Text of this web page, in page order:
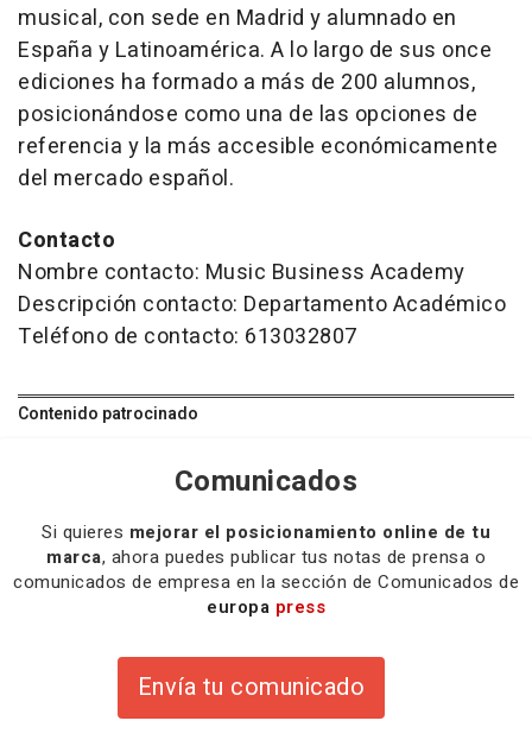
musical, con sede en Madrid y alumnado en
España y Latinoamérica. A lo largo de sus once
ediciones ha formado a más de 200 alumnos,
posicionándose como una de las opciones de
referencia y la más accesible económicamente
del mercado español.
Contacto
Nombre contacto: Music Business Academy
Descripción contacto: Departamento Académico
Teléfono de contacto: 613032807
Contenido patrocinado
Comunicados
Si quieres mejorar el posicionamiento online de tu
marca, ahora puedes publicar tus notas de prensa o
comunicados de empresa en la sección de Comunicados de
europa press
Envía tu comunicado